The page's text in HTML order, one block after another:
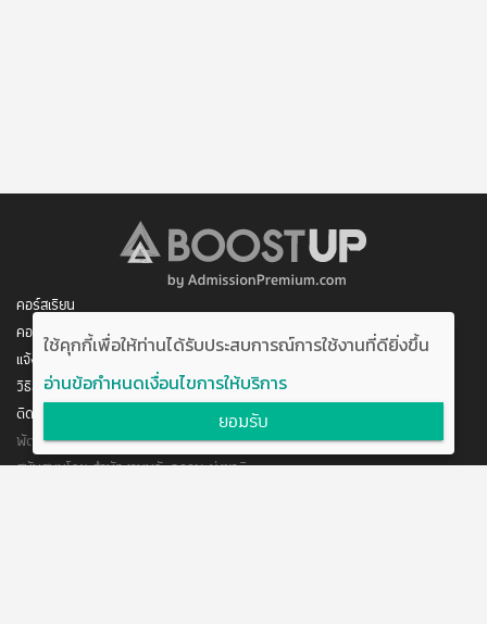
คอร์สเรียน
คอร์สของฉัน
แจ้งการชำระเงิน
วิธีสมัคร/ชำระเงิน
ติดต่อเรา
พัฒนาโดย บริษัท อัพบีน จำกัด
สนับสนุนโดย สำนักงานนวัตกรรมแห่งชาติ
ใช้คุกกี้เพื่อให้ท่านได้รับประสบการณ์การใช้งานที่ดียิ่งขึ้น
อ่านข้อกำหนดเงื่อนไขการให้บริการ
ยอมรับ